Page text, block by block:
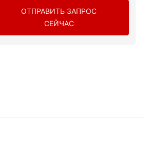
ОТПРАВИТЬ ЗАПРОС
СЕЙЧАС